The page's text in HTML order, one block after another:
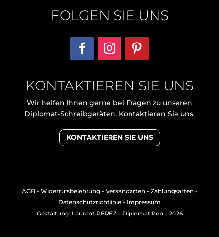
FOLGEN SIE UNS
KONTAKTIEREN SIE UNS
Wir helfen Ihnen gerne bei Fragen zu unseren
Diplomat-Schreibgeräten. Kontaktieren Sie uns.
KONTAKTIEREN SIE UNS
AGB- Widerrufsbelehrung- Versandarten- Zahlungsarten-
Datenschutzrichtlinie - Impressum
Gestaltung: Laurent PEREZ- Diplomat Pen - 2026